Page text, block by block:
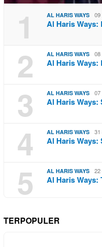
1 AL HARIS WAYS 09
Al Haris
2 AL HARIS WAYS 08
Al Haris Ways:
3 AL HARIS WAYS 07
Al Haris
4 AL HARIS WAYS 31
Al Haris Ways:
5 AL HARIS WAYS 22
Al Haris
TERPOPULER